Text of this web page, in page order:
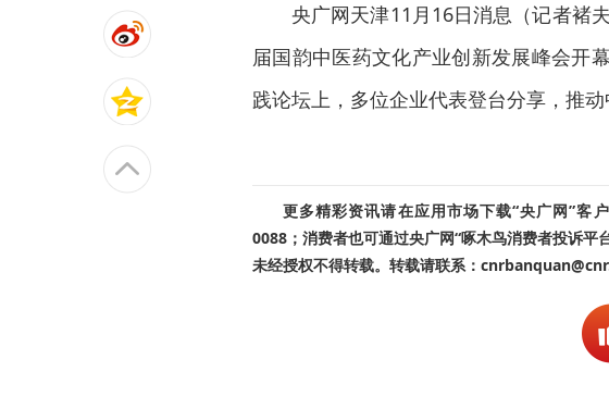
央广网天津11月16日消息（记者褚
届国韵中医药文化产业创新发展峰会开
践论坛上，多位企业代表登台分享，推动
更多精彩资讯请在应用市场下载“央广网”客
0088；消费者也可通过央广网“啄木鸟消费者投诉平
未经授权不得转载。转载请联系：